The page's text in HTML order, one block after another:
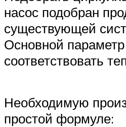
насос подобран
существующей
Основной параметр
соответствовать
Необходимую
простой формуле: